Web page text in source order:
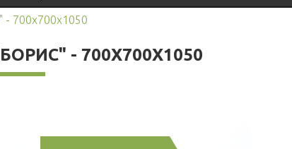
700х700х1050
- 700Х700Х1050